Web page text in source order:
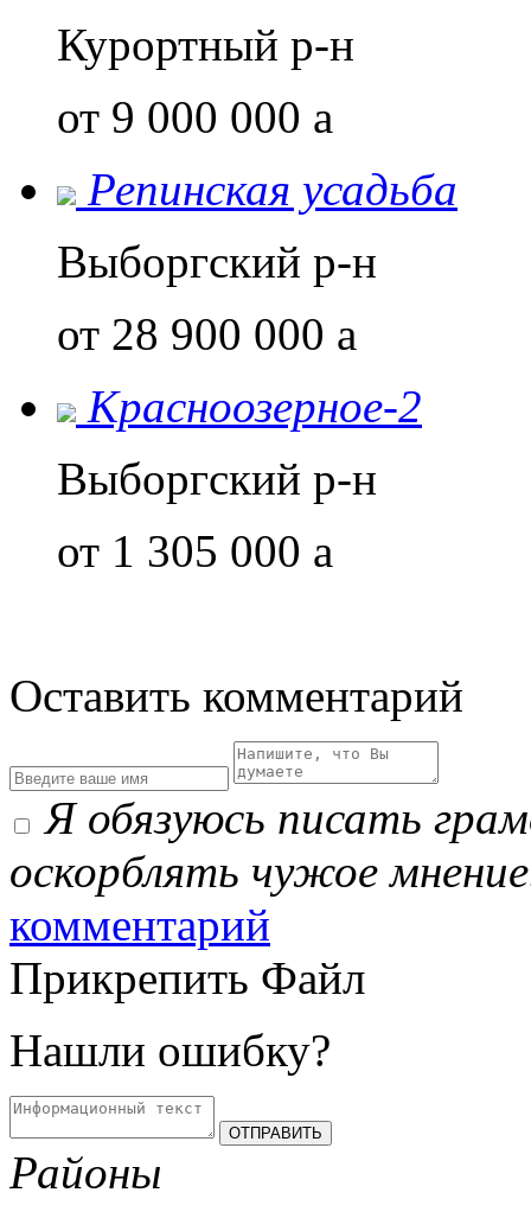
Курортный р-н
от 9 000 000 a
Репинская усадьба
Выборгский р-н
от 28 900 000 a
Красноозерное-2
Выборгский р-н
от 1 305 000 a
Оставить комментарий
Я обязуюсь писать
оскорблять чужое
комментарий
Прикрепить Файл
Нашли ошибку?
Районы